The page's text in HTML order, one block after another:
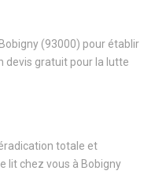
(93000) pour établir
devis gratuit pour la lutte
totale et
lit chez vous à Bobigny